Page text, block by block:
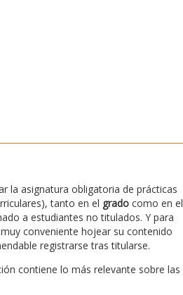
la asignatura obligatoria de prácticas
tanto en el gradocomo en el
a estudiantes no titulados. Y para
muy conveniente hojear su contenido
registrarse tras titularse.
contiene lo más relevante sobre las